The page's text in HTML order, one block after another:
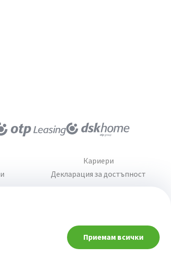
Приемам всички
Кариери
Декларация за достъпност
При въпроси -
попитай AI асистента ни